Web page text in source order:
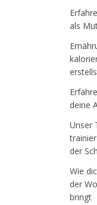
als
deine
Unser
der
Wie
der
bringt